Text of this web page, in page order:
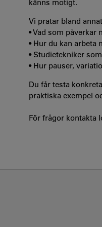
känns motigt.
Vi pratar bland
• Vad som
• Hur du kan arbeta
• Studietekniker
• Hur pauser,
Du får testa
praktiska exempel
För frågor kontakta